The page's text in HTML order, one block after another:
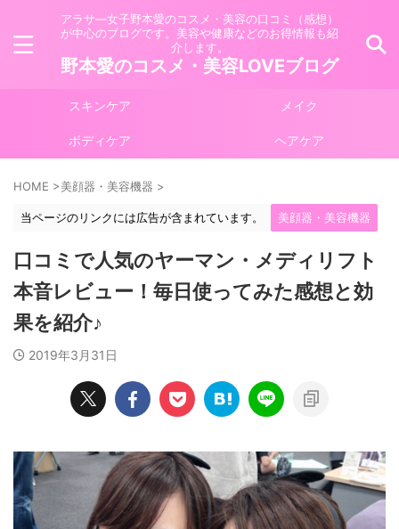
アラサ―女子野本愛のコスメ・美容の口コミ（感想）
が中心のブログです。美容や健康などのお得情報も紹
介します。
野本愛のコスメ・美容LOVEブログ
スキンケア メイク
ボディケア ヘアケア
HOME >美顔器・美容機器 >
当ページのリンクには広告が含まれています。 美顔器・美容機器
口コミで人気のヤーマン・メディリフト
本音レビュー！毎日使ってみた感想と効
果を紹介♪
2019年3月31日